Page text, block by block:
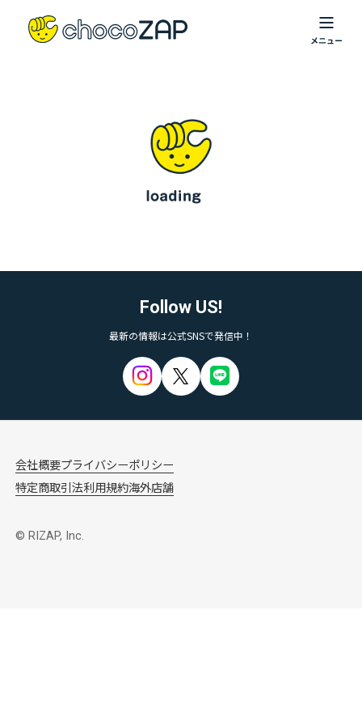
Follow US!
最新の情報は公式SNSで発信中！
会社概要プライバシーポリシー
特定商取引法利用規約海外店舗
© RIZAP, Inc.